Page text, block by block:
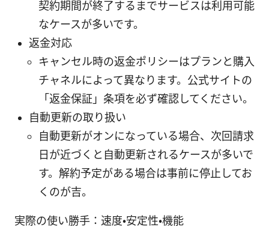
契約期間が終了するまでサービスは利用可能
なケースが多いです。
返金対応
キャンセル時の返金ポリシーはプランと購入
チャネルによって異なります。公式サイトの
「返金保証」条項を必ず確認してください。
自動更新の取り扱い
自動更新がオンになっている場合、次回請求
日が近づくと自動更新されるケースが多いで
す。解約予定がある場合は事前に停止してお
くのが吉。
実際の使い勝手：速度・安定性・機能